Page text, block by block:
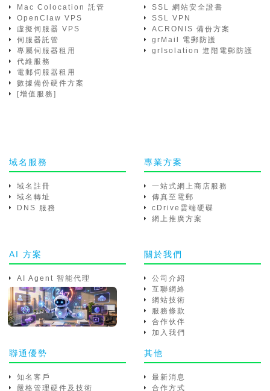
Mac Colocation 託管
OpenClaw VPS
虛擬伺服器 VPS
伺服器託管
專屬伺服器租用
代維服務
電郵伺服器租用
數據備份硬件方案
[增值服務]
SSL 網站安全證書
SSL VPN
ACRONIS 備份方案
grMail 電郵防護
grIsolation 進階電郵防護
域名服務
域名註冊
域名轉址
DNS 服務
專業方案
一站式網上商店服務
傳真至電郵
cDrive雲端硬碟
網上推廣方案
AI 方案
AI Agent 智能代理
關於我們
公司介紹
互聯網絡
網站技術
服務條款
合作伙伴
加入我們
聯通優勢
知名客戶
嚴格管理硬件及技術
其他
最新消息
合作方式